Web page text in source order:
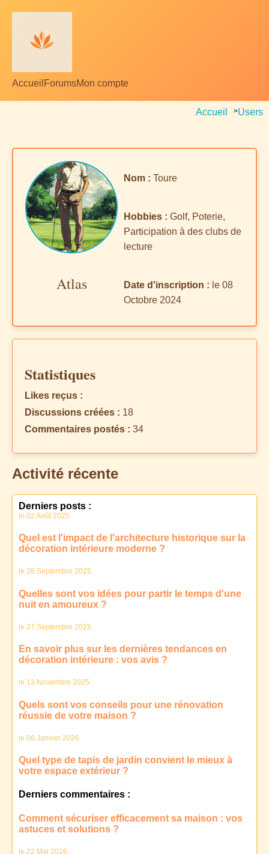
Accueil ForumsMon compte
Accueil >Users
Atlas
Nom : Toure
Hobbies : Golf, Poterie,
Participation à des clubs de
lecture
Date d'inscription : le 08
Octobre 2024
Statistiques
Likes reçus :
Discussions créées : 18
Commentaires postés : 34
Activité récente
Derniers posts :
le 02 Août 2025
Quel est l'impact de l'architecture historique sur la
décoration intérieure moderne ?
le 26 Septembre 2025
Quelles sont vos idées pour partir le temps d'une
nuit en amoureux ?
le 27 Septembre 2025
En savoir plus sur les dernières tendances en
décoration intérieure : vos avis ?
le 13 Novembre 2025
Quels sont vos conseils pour une rénovation
réussie de votre maison ?
le 06 Janvier 2026
Quel type de tapis de jardin convient le mieux à
votre espace extérieur ?
Derniers commentaires :
Comment sécuriser efficacement sa maison : vos
astuces et solutions ?
le 22 Mai 2026